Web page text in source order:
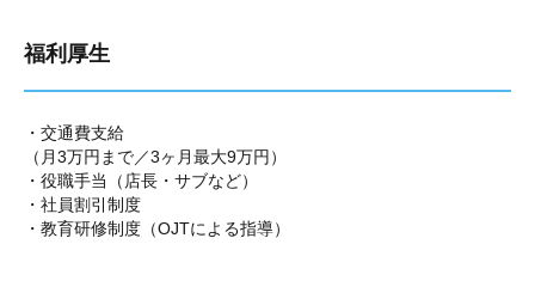
福利厚生
・交通費支給
（月3万円まで／3ヶ月最大9万円）
・役職手当（店長・サブなど）
・社員割引制度
・教育研修制度（OJTによる指導）